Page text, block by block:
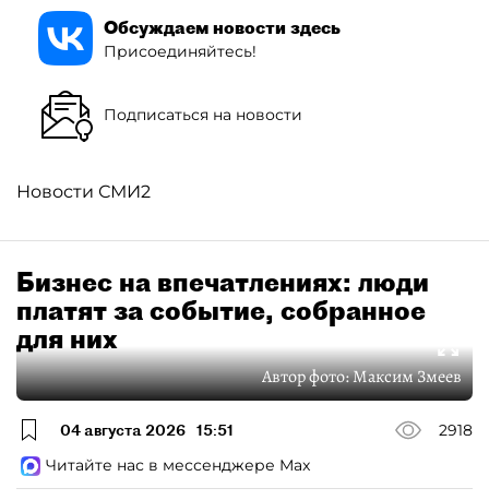
Обсуждаем новости здесь
Присоединяйтесь!
Подписаться на новости
Новости СМИ2
Бизнес на впечатлениях: люди
платят за событие, собранное
для них
Автор фото:Максим Змеев
04 августа 2026 15:51
2918
Читайте нас в мессенджере Max